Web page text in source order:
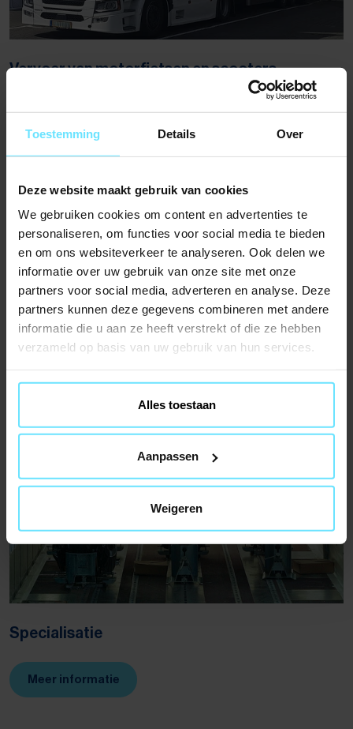
Toestemming Details Over
Deze website maakt gebruik van cookies
We gebruiken cookies om content en advertenties te
personaliseren, om functies voor social media te bieden
en om ons websiteverkeer te analyseren. Ook delen we
informatie over uw gebruik van onze site met onze
partners voor social media, adverteren en analyse. Deze
partners kunnen deze gegevens combineren met andere
informatie die u aan ze heeft verstrekt of die ze hebben
verzameld op basis van uw gebruik van hun services.
Alles toestaan
Aanpassen
Weigeren
Vervoer van motorfietsen en scooters
Meer informatie
Opslag
Specialisatie
Meer informatie